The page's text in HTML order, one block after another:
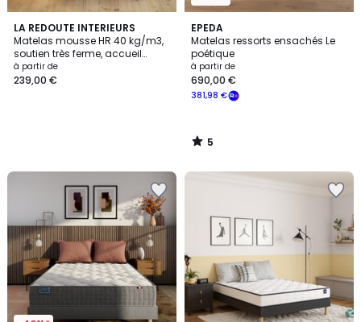
LA REDOUTE INTERIEURS
Matelas mousse HR 40 kg/m3,
soutien très ferme, accueil
moelleux, traité non feu
à partir de
239,00 €
EPEDA
Matelas ressorts ensachés Le
poétique
à partir de
381,98 €
690,00 €
5
/
5
5
/